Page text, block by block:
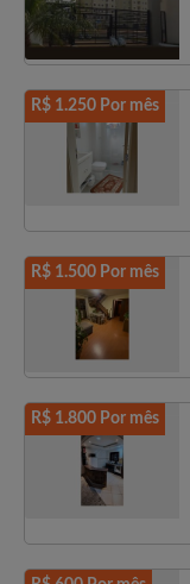
R$ 1.250 Por mês
R$ 1.500 Por mês
R$ 1.800 Por mês